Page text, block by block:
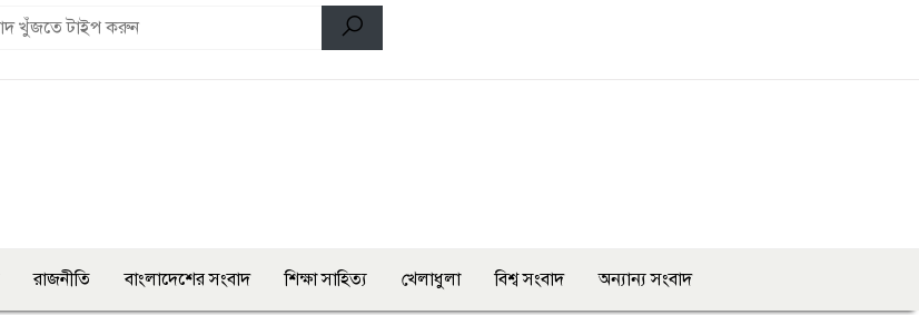
রাজনীতি বাংলাদেশের সংবাদ শিক্ষা সাহিত্য খেলাধুলা বিশ্ব সংবাদ অন্যান্য সংবাদ